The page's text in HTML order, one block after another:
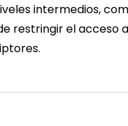
intermedios,
restringir el acceso